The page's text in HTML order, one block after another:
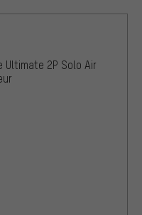
Ultimate 2P Solo Air